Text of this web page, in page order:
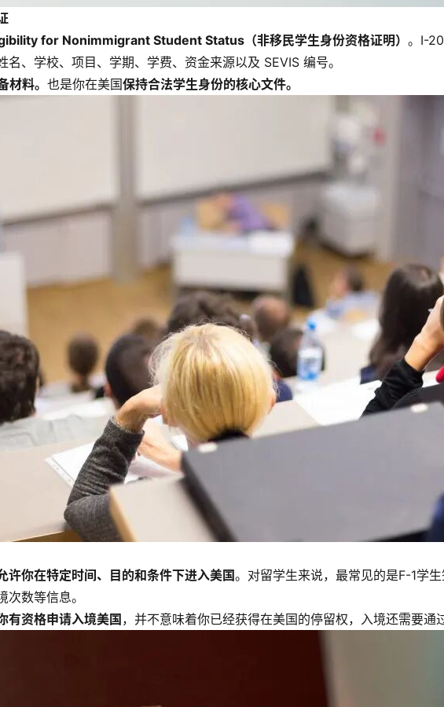
for Nonimmigrant Student Status （非移民学生身份资格证明） 。I-
、学校、项目、学期、学费、资金来源以及 SEVIS 编号。
料。 也是你在美国保持合法学生身份的核心文件。
许你在特定时间、目的和条件下进入美国。对留学生来说，最常见的是F-1学
数等信息。
有资格申请入境美国 ，并不意味着你已经获得在美国的停留权，入境还需要通